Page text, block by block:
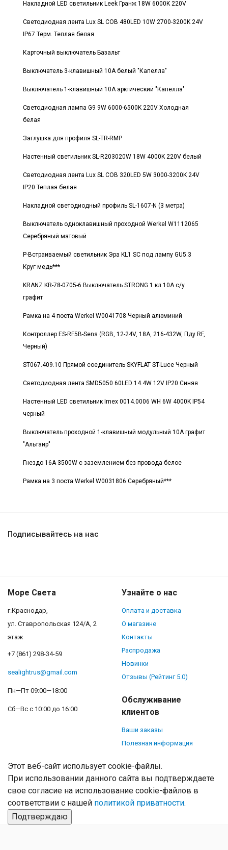
Накладной LED светильник Leek Гранж 18W 6000K 220V
Светодиодная лента Lux SL COB 480LED 10W 2700-3200K 24V
IP67 Терм. Теплая белая
Карточный выключатель Базальт
Выключатель 3-клавишный 10А белый "Капелла"
Выключатель 1-клавишный 10А арктический "Капелла"
Светодиодная лампа G9 9W 6000-6500K 220V Холодная
белая
Заглушка для профиля SL-TR-RMP
Настенный светильник SL-R203020W 18W 4000K 220V белый
Светодиодная лента Lux SL COB 320LED 5W 3000-3200K 24V
IP20 Теплая белая
Накладной светодиодный профиль SL-1607-N (3 метра)
Выключатель одноклавишный проходной Werkel W1112065
Серебряный матовый
Р-Встраиваемый светильник Эра KL1 SC под лампу GU5.3
Круг медь***
KRANZ KR-78-0705-6 Выключатель STRONG 1 кл 10А с/у
графит
Рамка на 4 поста Werkel W0041708 Черный алюминий
Контроллер ES-RF5B-Sens (RGB, 12-24V, 18A, 216-432W, Пду RF,
Черный)
ST067.409.10 Прямой соединитель SKYFLAT ST-Luce Черный
Светодиодная лента SMD5050 60LED 14.4W 12V IP20 Синяя
Настенный LED светильник Imex 0014.0006 WH 6W 4000K IP54
черный
Выключатель проходной 1-клавишный модульный 10А графит
"Альтаир"
Гнездо 16А 3500W с заземлением без провода белое
Рамка на 3 поста Werkel W0031806 Серебряный***
Подписывайтесь на нас
Море Света
г.Краснодар,
ул. Ставропольская 124/А, 2
этаж
+7 (861) 298-34-59
sealightrus@gmail.com
Пн—Пт 09:00—18:00
Сб—Вс с 10:00 до 16:00
Узнайте о нас
Оплата и доставка
О магазине
Контакты
Распродажа
Новинки
Отзывы (Рейтинг 5.0)
Обслуживание
клиентов
Ваши заказы
Полезная информация
Этот веб-сайт использует cookie-файлы.
При использовании данного сайта вы подтверждаете
свое согласие на использование cookie-файлов в
соответствии с нашей политикой приватности.
Подтверждаю